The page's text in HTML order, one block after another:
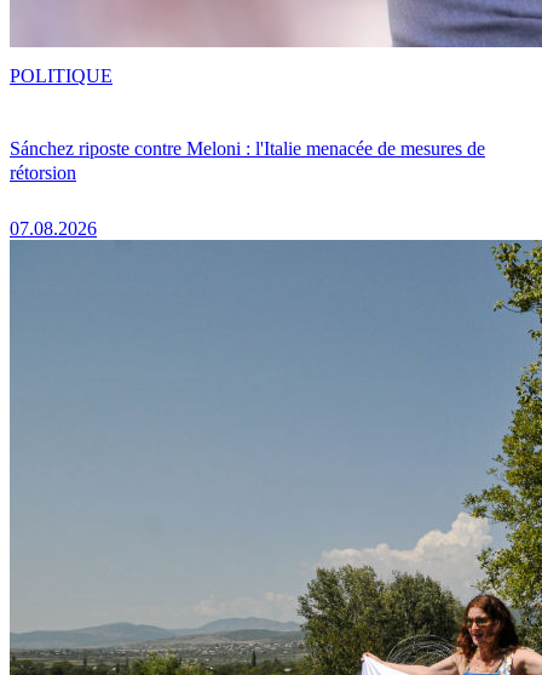
Sánchez riposte contre Meloni : l'Italie menacée de mesures de
rétorsion
07.08.2026
POLITIQUE